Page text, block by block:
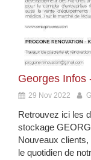
Georges Infos
29 Nov 2022
Retrouvez ici les
stockage
Nouveaux
le quotidien de